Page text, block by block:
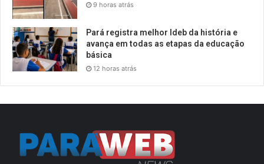
9 horas atrás
Pará registra melhor Ideb da história e
avança em todas as etapas da educação
básica
12 horas atrás